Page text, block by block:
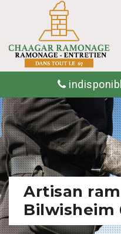
Artisan
Bilwisheim